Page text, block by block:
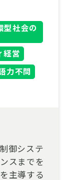
型社会の
経営
力不問
御システ
スまでを
主導する